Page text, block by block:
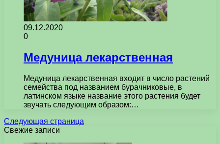
09.12.2020
0
Медуница лекарственная
Медуница лекарственная входит в число растений
семейства под названием бурачниковые, в
латинском языке название этого растения будет
звучать следующим образом:…
Следующая страница
Свежие записи